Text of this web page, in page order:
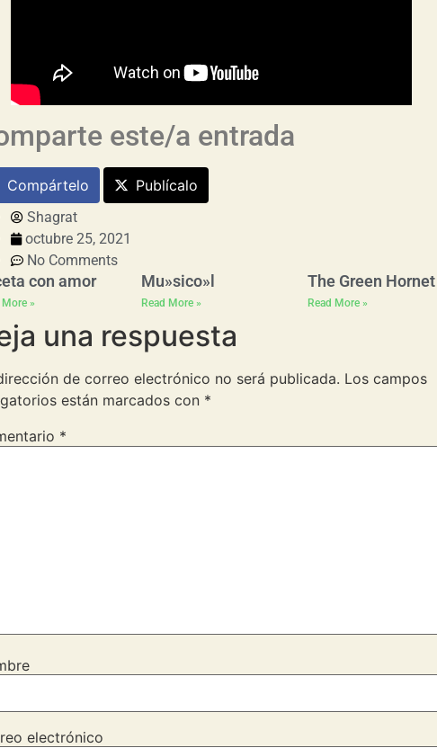
este/a entrada
Compártelo Publícalo
Shagrat
octubre 25, 2021
No Comments
con amor
More »
Mu»sico»l
Read More »
The Green Hornet
Read More »
una respuesta
de correo electrónico no será publicada. Los campos
están marcados con *
*
electrónico